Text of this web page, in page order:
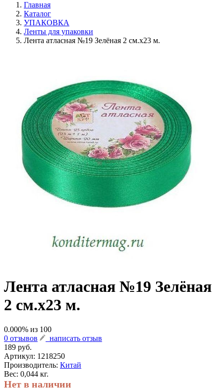
Главная
Каталог
УПАКОВКА
Ленты для упаковки
Лента атласная №19 Зелёная 2 см.х23 м.
Лента атласная №19 Зелёная
2 см.х23 м.
0.000% из 100
0 отзывов
написать отзыв
189 руб.
Артикул: 1218250
Производитель: Китай
Вес: 0,044 кг.
Нет в наличии